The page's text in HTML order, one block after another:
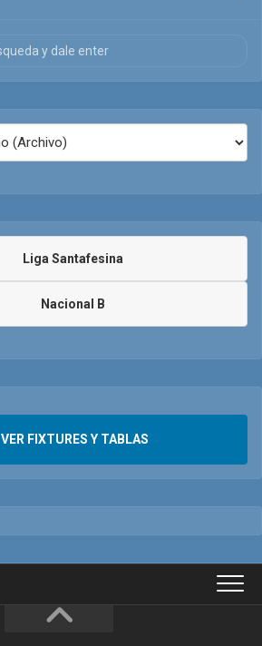
Liga Santafesina
Nacional B
VER FIXTURES Y TABLAS